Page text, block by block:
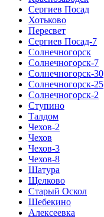
Сергиев Посад
Хотьково
Пересвет
Сергиев Посад-7
Солнечногорск
Солнечногорск-7
Солнечногорск-30
Солнечногорск-25
Солнечногорск-2
Ступино
Талдом
Чехов-2
Чехов
Чехов-3
Чехов-8
Шатура
Щелково
Старый Оскол
Шебекино
Алексеевка